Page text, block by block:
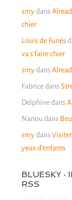
smydans
chier
Louis de Funès
va s’faire chier
smydans
Fabricedans
Delphinedans
Nanoudans
smydans Visiter
yeux d’enfants
BLUESKY ·
RSS